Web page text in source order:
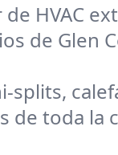
HVAC
de Glen
splits,
toda la